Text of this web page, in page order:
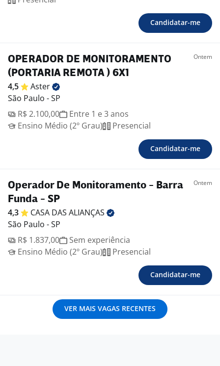
Candidatar-me
OPERADOR DE MONITORAMENTO
(PORTARIA REMOTA ) 6X1
Ontem
4,5
Aster
São Paulo - SP
R$ 2.100,00
Entre 1 e 3 anos
Ensino Médio (2º Grau)
Presencial
Candidatar-me
Operador De Monitoramento - Barra
Funda - SP
Ontem
4,3 CASA DAS ALIANÇAS
São Paulo - SP
R$ 1.837,00
Sem experiência
Ensino Médio (2º Grau)
Presencial
Candidatar-me
VER MAIS VAGAS RECENTES